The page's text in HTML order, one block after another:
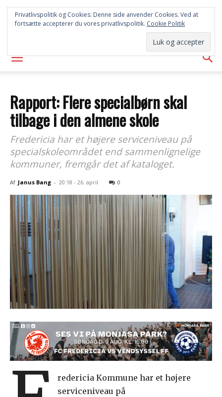
FREDERICIA
AVISEN
Rapport: Flere specialbørn skal
tilbage i den almene skole
Fredericia har et højere serviceniveau på
specialskoleområdet end sammenlignelige
kommuner, fremgår det af kataloget.
Af Janus Bang - 20:18 - 26. april 0
redericia Kommune har et højere
serviceniveau på
Privatlivspolitik og Cookies: Denne side anvender Cookies. Ved at
fortsætte accepterer du vores privatlivspolitik. Cookie Politik